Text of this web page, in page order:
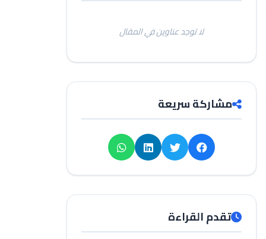
لا توجد عناوين في المقال
مشاركة سريعة
تقدم القراءة